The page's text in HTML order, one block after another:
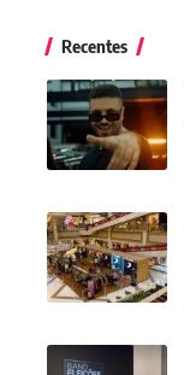
Recentes